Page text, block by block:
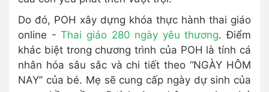
Do đó, POH xây dựng khóa thực hành thai giáo
online -Thai giáo 280 ngày yêu thương. Điểm
khác biệt trong chương trình của POH là tính cá
nhân hóa sâu sắc và chi tiết theo “NGÀY HÔM
NAY” của bé. Mẹ sẽ cung cấp ngày dự sinh của